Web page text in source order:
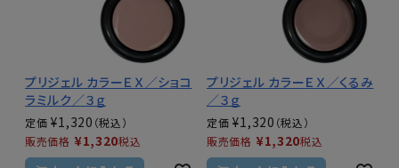
プリジェル カラーＥＸ／ショコ
ラミルク／３ｇ
定価 ¥1,320
販売価格 ¥1,320税込
プリジェル カラーＥＸ／くるみ
／３ｇ
定価 ¥1,320
販売価格 ¥1,320税込